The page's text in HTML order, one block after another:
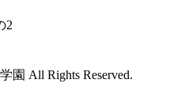
2
園 All Rights Reserved.